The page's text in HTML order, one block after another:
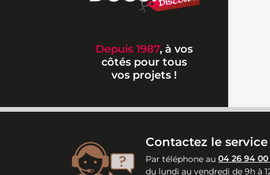
Depuis 1987, à vos
côtés pour tous
vos projets !
Contactez le
Par téléphone au 04 26 94 00
du lundi au vendredi de 9h à